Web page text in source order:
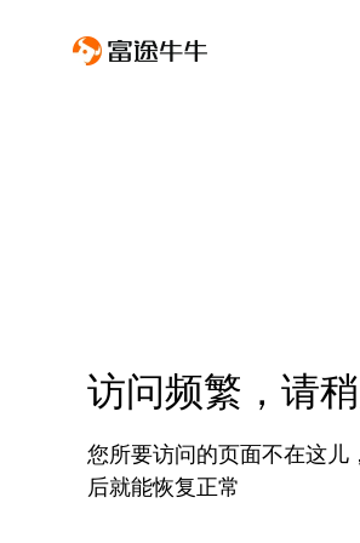
访问频繁，请
您所要访问的页面不在这儿
后就能恢复正常